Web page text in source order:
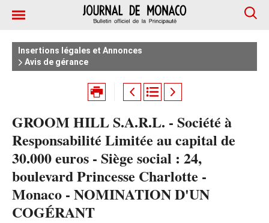
Insertions légales et Annonces
Avis de gérance
GROOM HILL S.A.R.L. - Société à
Responsabilité Limitée au capital de
30.000 euros - Siège social : 24,
boulevard Princesse Charlotte -
Monaco - NOMINATION D'UN
COGÉRANT